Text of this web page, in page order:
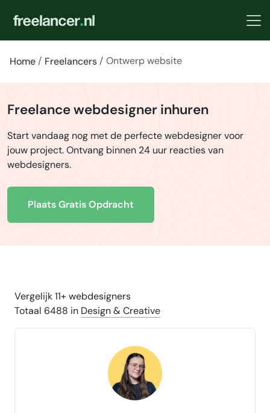
Home Freelancers Ontwerp website
Freelance webdesigner inhuren
Start vandaag nog met de perfecte webdesigner voor
jouw project. Ontvang binnen 24 uur reacties van
webdesigners.
Plaats Gratis Opdracht
Vergelijk 11+ webdesigners
Totaal 6488 in Design & Creative